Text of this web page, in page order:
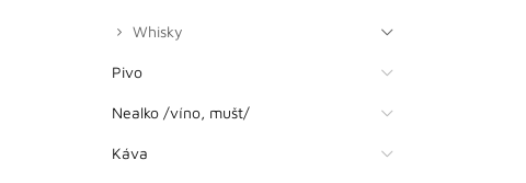
Whisky
Pivo
Nealko /víno, mušt/
Káva